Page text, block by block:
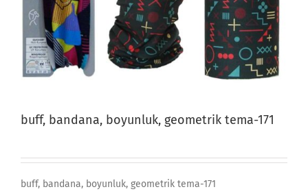
buff, bandana, boyunluk, geometrik tema-171
buff, bandana, boyunluk, geometrik tema-171